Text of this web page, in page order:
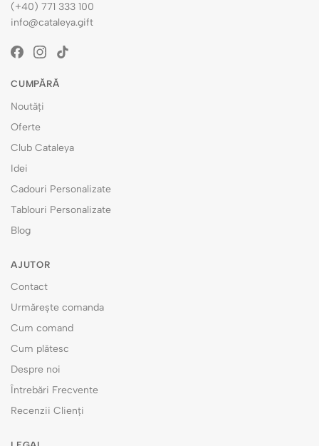
(+40) 771 333 100
info@cataleya.gift
CUMPĂRĂ
Noutăți
Oferte
Club Cataleya
Idei
Cadouri Personalizate
Tablouri Personalizate
Blog
AJUTOR
Contact
Urmărește comanda
Cum comand
Cum plătesc
Despre noi
Întrebări Frecvente
Recenzii Clienți